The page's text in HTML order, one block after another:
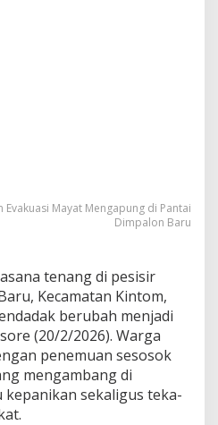
Evakuasi Mayat Mengapung di Pantai
Dimpalon Baru
tenang di pesisir
Kecamatan Kintom,
berubah menjadi
(20/2/2026). Warga
penemuan sesosok
mengambang di
kepanikan sekaligus teka-